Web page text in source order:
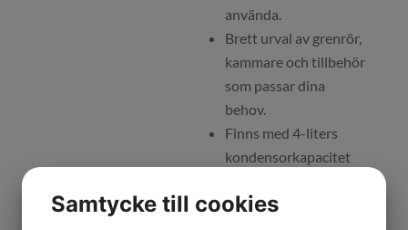
använda.
Brett urval av grenrör,
kammare och tillbehör
som passar dina
behov.
Finns med 4-liters
kondensorkapacitet
temperaturalternativ
Samtycke till cookies